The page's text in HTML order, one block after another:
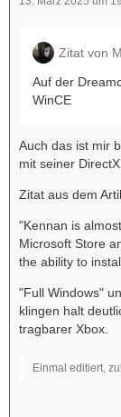
Zitat von
Auf der
WinCE
Auch das ist mir
mit seiner
Zitat aus dem
"Kennan is
Microsoft Store
the ability to
"Full Windows"
klingen halt
tragbarer Xbox.
Einmal editiert,